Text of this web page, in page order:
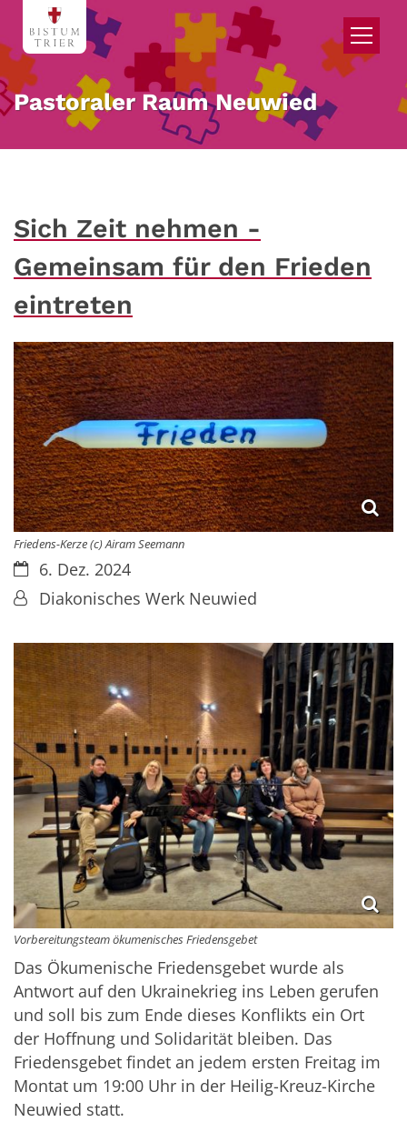
Zum Inhalt springen
Pastoraler Raum Neuwied
Sich Zeit nehmen -
Gemeinsam für den Frieden
eintreten
Friedens-Kerze (c) Airam Seemann
Datum:6. Dez. 2024
Von:Diakonisches Werk Neuwied
Vorbereitungsteam ökumenisches Friedensgebet
Das Ökumenische Friedensgebet wurde als
Antwort auf den Ukrainekrieg ins Leben gerufen
und soll bis zum Ende dieses Konflikts ein Ort
der Hoffnung und Solidarität bleiben. Das
Friedensgebet findet an jedem ersten Freitag im
Montat um 19:00 Uhr in der Heilig-Kreuz-Kirche
Neuwied statt.